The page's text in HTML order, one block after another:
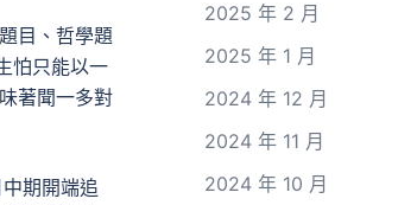
目、哲學題
怕只能以一
著聞一多對
期開端追
2025 年 2 月
2025 年 1 月
2024 年 12 月
2024 年 11 月
2024 年 10 月